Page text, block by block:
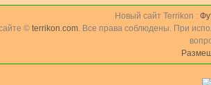
Новый сайт Terrikon :
© terrikon.com. Все права соблюдены. При